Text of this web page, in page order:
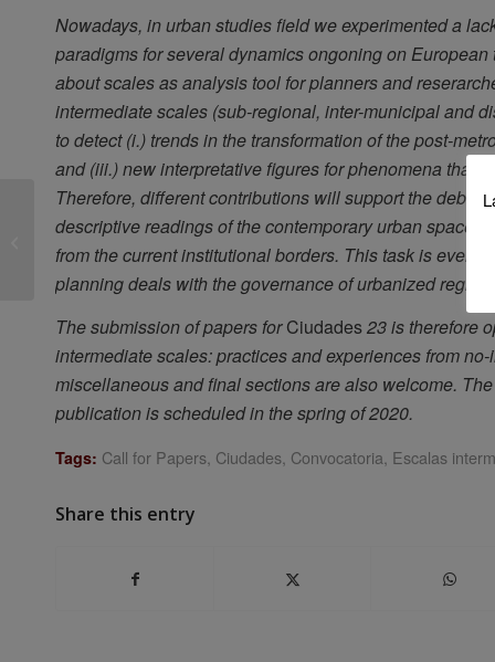
Nowadays, in urban studies field we experimented a
paradigms for several dynamics ongoning on
about scales as analysis tool for planners and
intermediate scales (sub-regional, inter-municipal and
to detect (i.) trends in the transformation of the post-
and (iii.) new interpretative figures for phenomena that
Therefore, different contributions will support the
descriptive readings of the contemporary urban spaces
from the current institutional borders. This task is even
planning deals with the governance of urbanized
The submission of papers forCiudades23 is therefore
intermediate scales: practices and experiences from
miscellaneous and final sections are also welcome.
publication is scheduled in the spring of 2020.
Tags: Call for Papers Ciudades Convocatoria Escalas
Share this entry
El IUU publica su
contribución en el
Congreso Internacional
ISUF-H sobre la...